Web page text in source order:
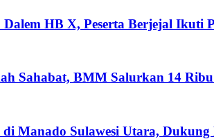
HB X, Peserta Berjejal Ikuti
Sahabat, BMM Salurkan 14
Manado Sulawesi Utara,